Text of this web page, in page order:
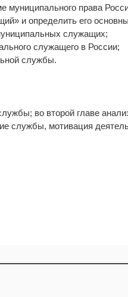
муниципального права
и определить его
служащих;
служащего в России;
службы.
во второй главе
службы, мотивация